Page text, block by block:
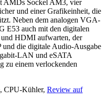
AMDs Sockel AM3, vier
und einer Grafikeinheit, die
Neben dem analogen VGA-
E53 auch mit den digitalen
HDMI aufwarten, der
die digitale Audio-Ausgabe
LAN und eSATA
zu einem verlockenden
, CPU-Kühler, Review auf